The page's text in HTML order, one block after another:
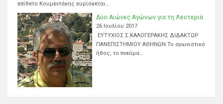
επίθετο Κουμεντάκης ευρίσκεται…
Δύο Αιώνες Αγώνων για τη Λευτεριά
26 Ιουλίου 2017
ΕΥΤΥΧΙΟΣ Σ.ΚΑΛΟΓΕΡΑΚΗΣ ΔΙΔΑΚΤΩΡ
ΠΑΝΕΠΙΣΤΗΜΙΟΥ ΑΘΗΝΩΝ Το αγωνιστικό
ήθος, το πνεύμα…